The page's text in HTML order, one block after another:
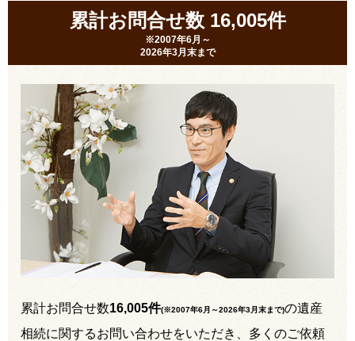
累計お問合せ数 16,005件
※2007年6月～
2026年3月末まで
累計お問合せ数16,005件(※2007年6月～2026年3月末まで)の遺産
相続に関するお問い合わせをいただき、多くのご依頼